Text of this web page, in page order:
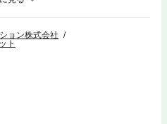
た二人が抱えていた挫折と葛藤。 ●
次の学校での日常。 ●初心者からチ
田輝がバドミントン部を志した知ら
から離れたマネージャー・花の苦い
の青春、試合開始（ラブオールプレ
ョン株式会社
ト